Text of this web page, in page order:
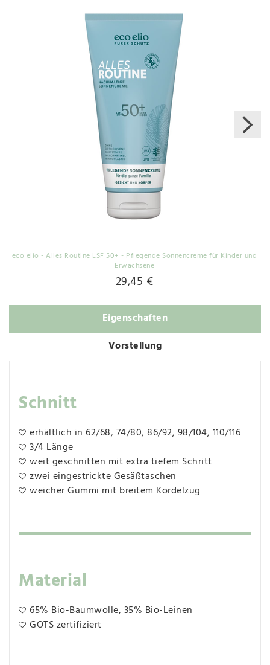
eco elio - Alles Routine LSF 50+ - Pflegende Sonnencreme für Kinder und
Erwachsene
29,45 €
Eigenschaften
Vorstellung
Schnitt
erhältlich in 62/68, 74/80, 86/92, 98/104, 110/116
3/4 Länge
weit geschnitten mit extra tiefem Schritt
zwei eingestrickte Gesäßtaschen
weicher Gummi mit breitem Kordelzug
Material
65% Bio-Baumwolle, 35% Bio-Leinen
GOTS zertifiziert